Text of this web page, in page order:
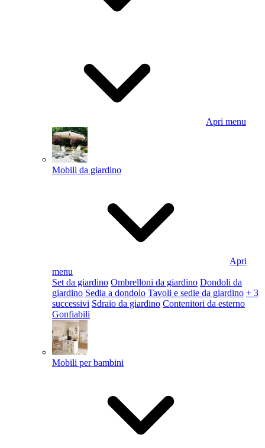
Apri menu
Mobili da giardino
Apri
menu
Set da giardino Ombrelloni da giardino Dondoli da
giardino Sedia a dondolo Tavoli e sedie da giardino + 3
successivi Sdraio da giardino Contenitori da esterno
Gonfiabili
Mobili per bambini